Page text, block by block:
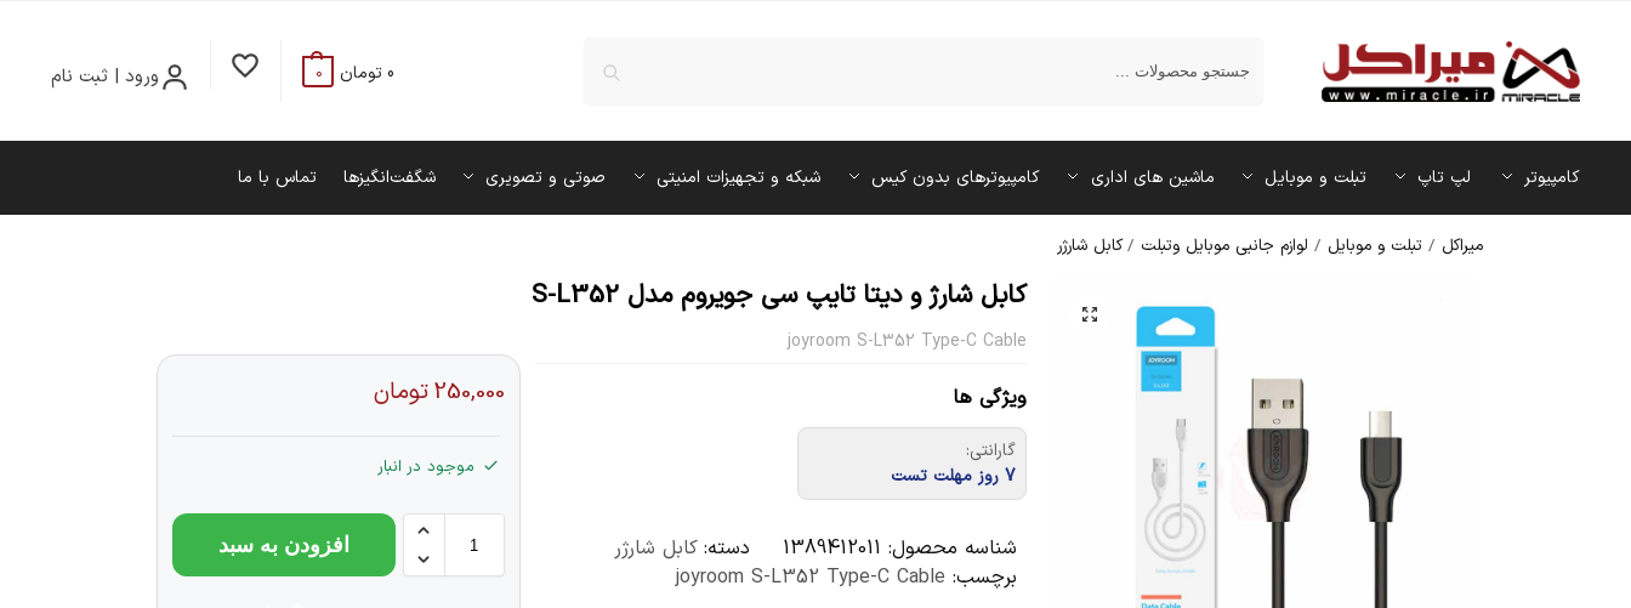
ورود | ثبت نام 0 تومان 0
کامپیوتر لپ تاپ تبلت و موبایل ماشین‌ های اداری کامپیوترهای بدون کیس شبکه و تجهیزات امنیتی صوتی و تصویری شگفت‌انگیزها تماس با ما
میراکل / تبلت و موبایل / لوازم جانبی موبایل وتبلت /کابل شارژر
کابل شارژ و دیتا تایپ سی جویروم مدل S-L352
joyroom S-L352 Type-C Cable
ویژگی ها
گارانتی:
7 روز مهلت تست
شناسه محصول: 1389412011 دسته:کابل شارژر
برچسب: joyroom S-L352 Type-C Cable
250,000تومان
موجود در انبار
افزودن به سبد